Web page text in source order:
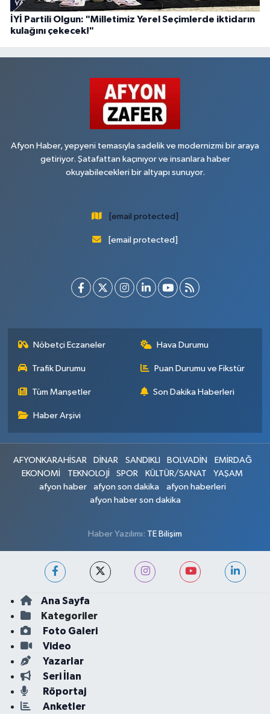
İYİ Partili Olgun: "Milletimiz Yerel Seçimlerde iktidarın
kulağını çekecek!"
Afyon Haber, yepyeni temasıyla sadelik ve modernizmi bir araya
getiriyor. Şatafattan kaçınıyor ve insanlara haber
okuyabilecekleri bir altyapı sunuyor.
[email protected]
[email protected]
Nöbetçi Eczaneler Hava Durumu
Trafik Durumu Puan Durumu ve Fikstür
Tüm Manşetler Son Dakika Haberleri
Haber Arşivi
AFYONKARAHİSAR DİNAR SANDIKLI BOLVADİN
EMİRDAĞ
EKONOMİ
TEKNOLOJİ SPOR KÜLTÜR/SANAT
YAŞAM
afyon haber
afyon son dakika
afyon haberleri
afyon haber son dakika
Haber Yazılımı: TE Bilişim
Ana Sayfa
Kategoriler
Foto Galeri
Video
Yazarlar
Seri İlan
Röportaj
Anketler